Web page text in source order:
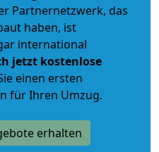
Partnernetzwerk, das
haben, ist
international
jetzt kostenlose
einen ersten
für Ihren Umzug.
erhalten